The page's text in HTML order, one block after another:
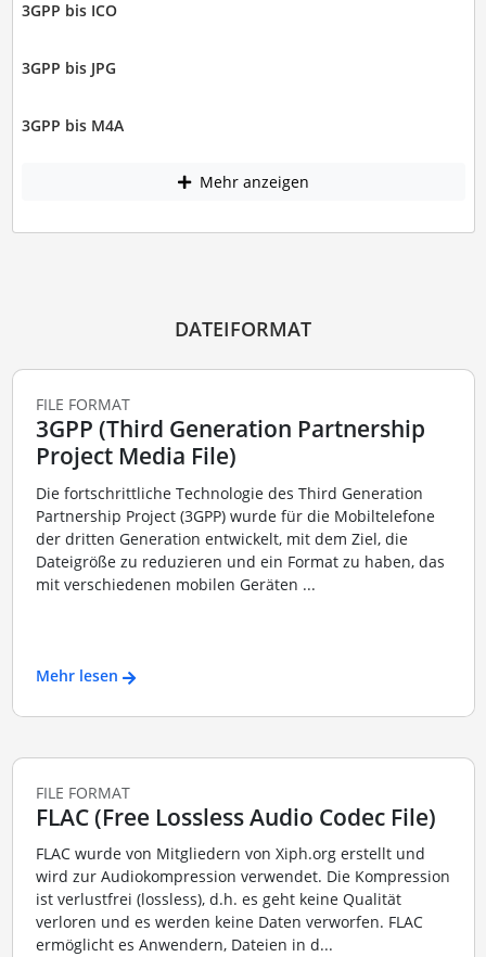
3GPP bis ICO
3GPP bis JPG
3GPP bis M4A
Mehr anzeigen
DATEIFORMAT
FILE FORMAT
3GPP (Third Generation Partnership
Project Media File)
Die fortschrittliche Technologie des Third Generation
Partnership Project (3GPP) wurde für die Mobiltelefone
der dritten Generation entwickelt, mit dem Ziel, die
Dateigröße zu reduzieren und ein Format zu haben, das
mit verschiedenen mobilen Geräten ...
Mehr lesen
FILE FORMAT
FLAC (Free Lossless Audio Codec File)
FLAC wurde von Mitgliedern von Xiph.org erstellt und
wird zur Audiokompression verwendet. Die Kompression
ist verlustfrei (lossless), d.h. es geht keine Qualität
verloren und es werden keine Daten verworfen. FLAC
ermöglicht es Anwendern, Dateien in d...